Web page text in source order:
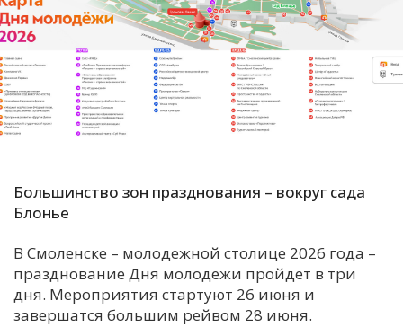
И
К
Р
У
Большинство зон празднования – вокруг сада
Блонье
В Смоленске – молодежной столице 2026 года –
празднование Дня молодежи пройдет в три
дня. Мероприятия стартуют 26 июня и
завершатся большим рейвом 28 июня.